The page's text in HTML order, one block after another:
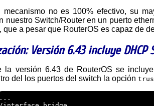
nuestro Switch/Router en un puerto
que a pesar que RouterOS es capaz de
Versión 6.43 incluye DHCP
la versión 6.43 de RouterOS se
del los puertos del switch la opción
...